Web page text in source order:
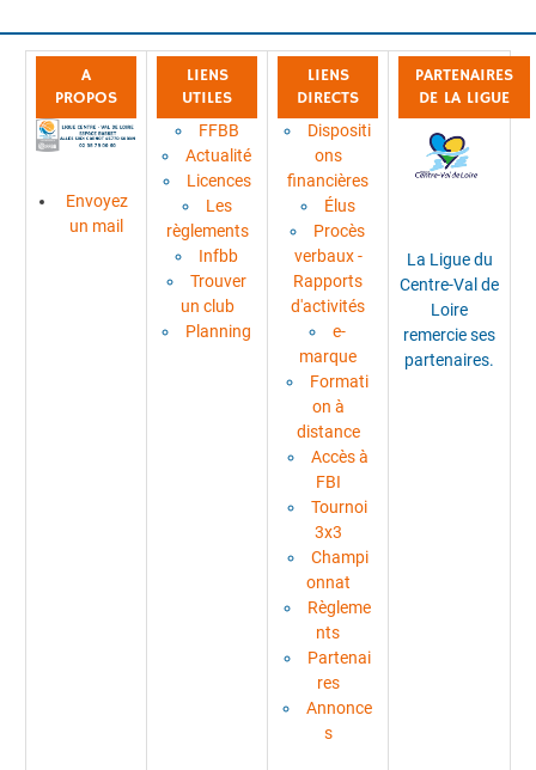
A
PROPOS
Envoyez
un mail
LIENS
UTILES
FFBB
Actualité
Licences
Les
règlements
Infbb
Trouver
un club
Planning
LIENS
DIRECTS
Dispositi
ons
financières
Élus
Procès
verbaux -
Rapports
d'activités
e-
marque
Formati
on à
distance
Accès à
FBI
Tournoi
3x3
Champi
onnat
Règleme
nts
Partenai
res
Annonce
s
PARTENAIRES
DE LA LIGUE
La Ligue du
Centre-Val de
Loire
remercie ses
partenaires.